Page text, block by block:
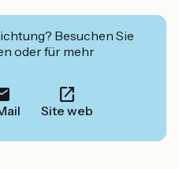
Besuchen Sie
oder für mehr
Site web